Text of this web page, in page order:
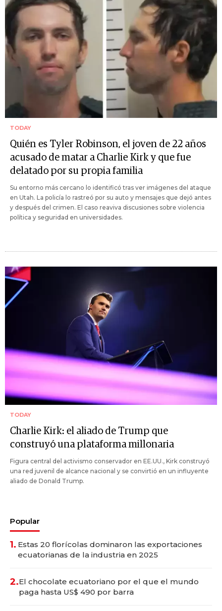
TODAY
Quién es Tyler Robinson, el joven de 22 años
acusado de matar a Charlie Kirk y que fue
delatado por su propia familia
Su entorno más cercano lo identificó tras ver imágenes del ataque
en Utah. La policía lo rastreó por su auto y mensajes que dejó antes
y después del crimen. El caso reaviva discusiones sobre violencia
política y seguridad en universidades.
TODAY
Charlie Kirk: el aliado de Trump que
construyó una plataforma millonaria
Figura central del activismo conservador en EE.UU., Kirk construyó
una red juvenil de alcance nacional y se convirtió en un influyente
aliado de Donald Trump.
Popular
1. Estas 20 florícolas dominaron las exportaciones
ecuatorianas de la industria en 2025
2.El chocolate ecuatoriano por el que el mundo
paga hasta US$ 490 por barra